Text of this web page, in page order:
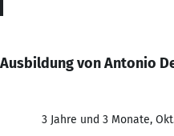
Ausbildung von Antonio
3 Jahre und 3 Monate,